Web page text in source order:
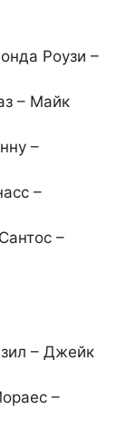
Роузи –
– Майк
–
–
–
– Джейк
–